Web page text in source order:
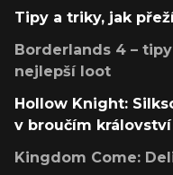
Tipy a triky, jak
Borderlands 4 –
nejlepší loot
Hollow Knight:
v broučím království
Kingdom Come: